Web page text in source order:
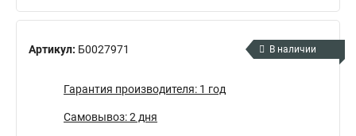
Артикул: Б0027971 В наличии
Гарантия производителя: 1 год
Самовывоз: 2 дня